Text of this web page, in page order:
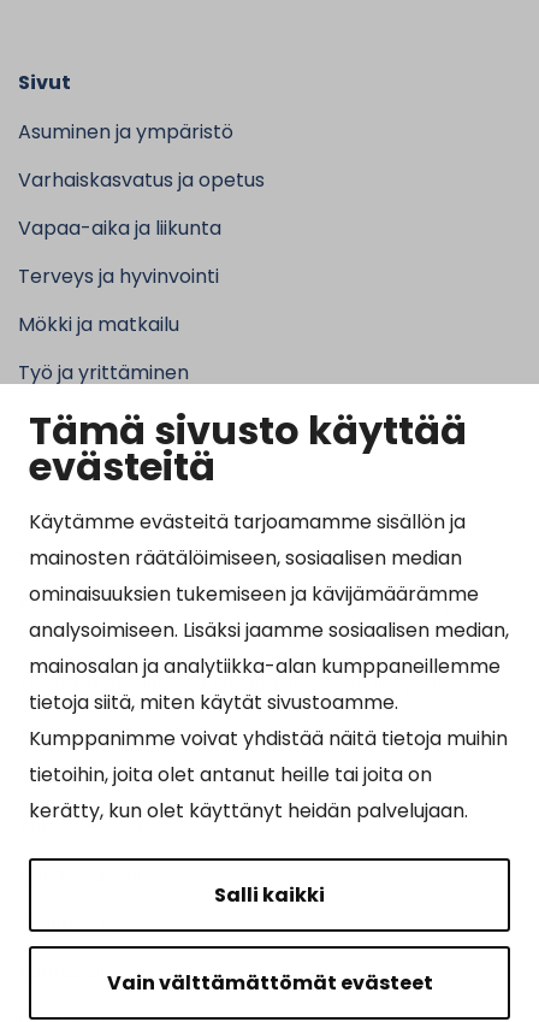
Tämä sivusto käyttää
evästeitä
Käytämme evästeitä tarjoamamme sisällön ja
mainosten räätälöimiseen, sosiaalisen median
ominaisuuksien tukemiseen ja kävijämäärämme
analysoimiseen. Lisäksi jaamme sosiaalisen median,
mainosalan ja analytiikka-alan kumppaneillemme
tietoja siitä, miten käytät sivustoamme.
Kumppanimme voivat yhdistää näitä tietoja muihin
tietoihin, joita olet antanut heille tai joita on
kerätty, kun olet käyttänyt heidän palvelujaan.
Salli kaikki
Vain välttämättömät evästeet
Sivut
Asuminen ja ympäristö
Varhaiskasvatus ja opetus
Vapaa-aika ja liikunta
Terveys ja hyvinvointi
Mökki ja matkailu
Työ ja yrittäminen
Kunta ja hallinto
Suosituimmat sivut
Esityslistat, pöytäkirjat, viranhaltijapäätökset ja
kuulutukset
Tietoa ja ohjeistusta koronavirukseen liittyen
Asiointipiste
Sähköinen asiointi
Yhteydenotto
Tilavaraus